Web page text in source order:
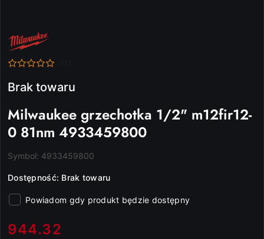
NAZWA
PRODUCENTA:
MILWAUKEE
Brak towaru
Milwaukee grzechotka 1/2" m12fir12-
0 81nm 4933459800
Symbol: 4933459800
Dostępność: Brak towaru
Powiadom gdy produkt będzie dostępny
cena:
944.32